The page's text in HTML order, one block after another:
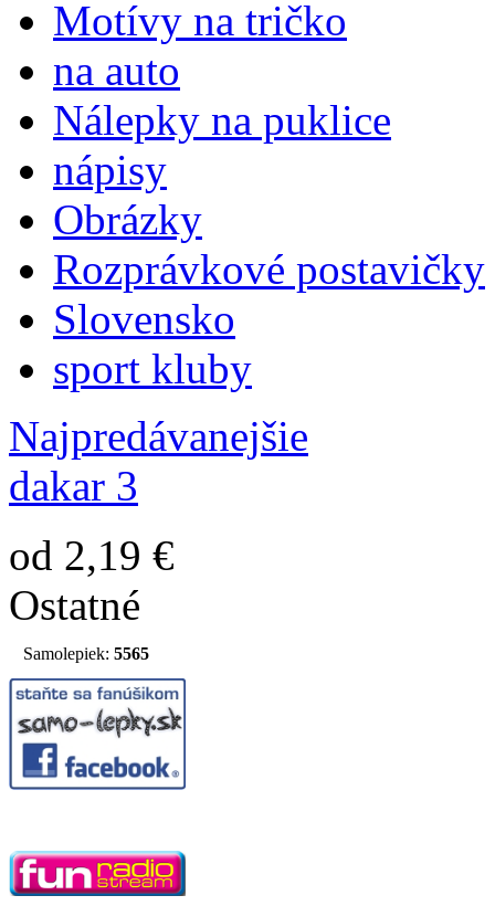
Motívy na tričko
na auto
Nálepky na puklice
nápisy
Obrázky
Rozprávkové postavičky
Slovensko
sport kluby
Najpredávanejšie
dakar 3
od 2,19 €
Ostatné
Samolepiek: 5565